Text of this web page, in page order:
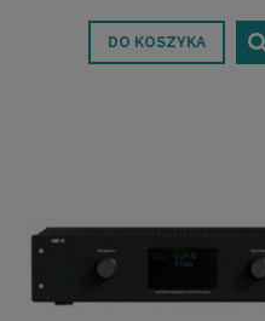
DO KOSZYKA